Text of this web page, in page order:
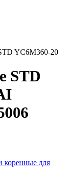
YC6M360-20
STD
для